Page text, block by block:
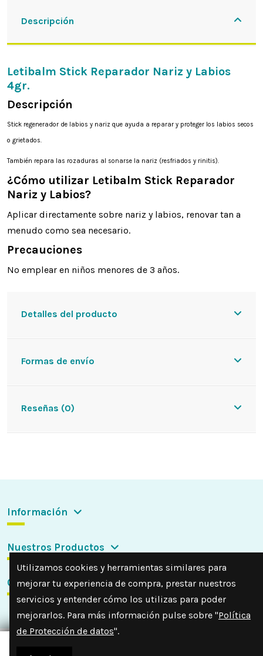
Descripción
Letibalm Stick Reparador Nariz y Labios
4gr.
Descripción
Stick regenerador de labios y nariz que ayuda a reparar y proteger los labios secos
o grietados.
También repara las rozaduras al sonarse la nariz (resfriados y rinitis).
¿Cómo utilizar Letibalm Stick Reparador
Nariz y Labios?
Aplicar directamente sobre nariz y labios, renovar tan a
menudo como sea necesario.
Precauciones
No emplear en niños menores de 3 años.
Detalles del producto
Formas de envío
Reseñas (0)
Información
Nuestros Productos
Contactar con nosotros
Utilizamos cookies y herramientas similares para
mejorar tu experiencia de compra, prestar nuestros
servicios y entender cómo los utilizas para poder
mejorarlos. Para más información pulse sobre "Política
de Protección de datos".